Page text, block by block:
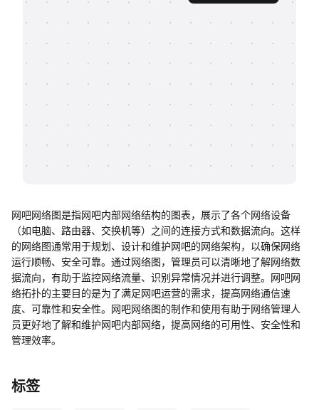
知识分享社区
网吧网络图是指网吧内部网络结构的图表，展示了各个网络设备
（如电脑、路由器、交换机等）之间的连接方式和数据流向。这样
的网络图通常用于规划、设计和维护网吧的网络架构，以确保网络
运行顺畅、安全可靠。通过网络图，管理员可以清晰地了解网络数
据流向，有助于监控网络流量、识别异常情况并进行调整。网吧网
络拓扑的主要目的是为了满足网吧运营的需求，提高网络通信速
度、可靠性和安全性。网吧网络图的制作和使用有助于网络管理人
员更好地了解和维护网吧内部网络，提高网络的可用性、安全性和
管理效率。
标签